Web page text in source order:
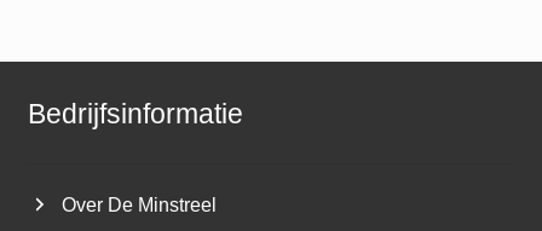
Bedrijfsinformatie
Over De Minstreel